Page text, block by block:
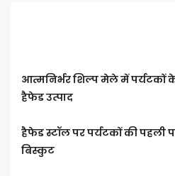
आत्मनिर्भर शिल्प मेले में पर्यटकों
हैफेड उत्पाद
हैफेड स्टॉल पर पर्यटकों की पहली
बिस्कुट